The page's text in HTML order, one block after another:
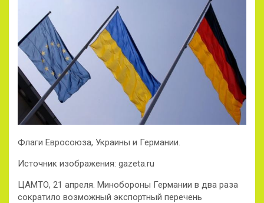
Флаги Евросоюза, Украины и Германии.
Источник изображения: gazeta.ru
ЦАМТО, 21 апреля. Минобороны Германии в два раза
сократило возможный экспортный перечень